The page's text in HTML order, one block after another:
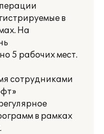
в
На
5 рабочих мест.
сотрудниками
в рамках